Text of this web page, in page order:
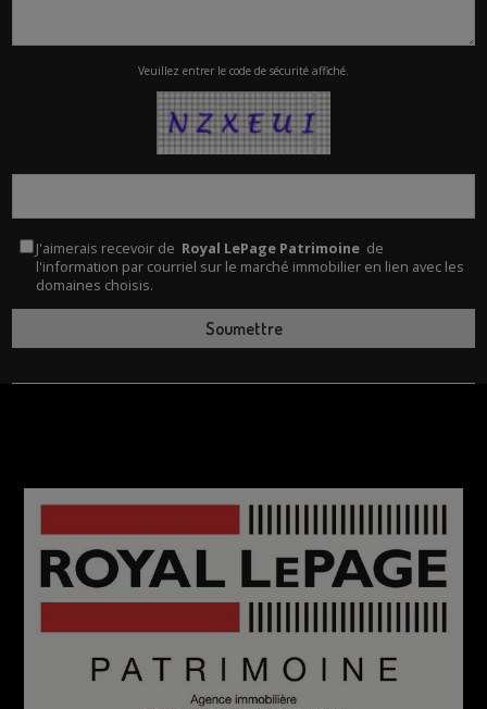
Veuillez entrer le code de sécurité affiché.
J'aimerais recevoir de Royal LePage Patrimoine de
l'information par courriel sur le marché immobilier en lien avec les
domaines choisis.